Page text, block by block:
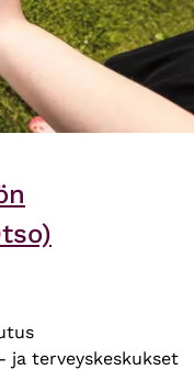
ja terveyskeskukset